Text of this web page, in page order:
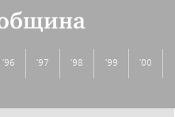
'96 '97 '98 '99 '00